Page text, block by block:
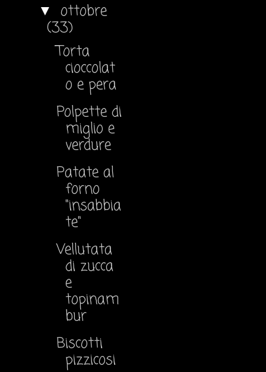
▼ ottobre
(33)
Torta
cioccolat
o e pera
Polpette di
miglio e
verdure
Patate al
forno
"insabbia
te"
Vellutata
di zucca
e
topinam
bur
Biscotti
pizzicosi